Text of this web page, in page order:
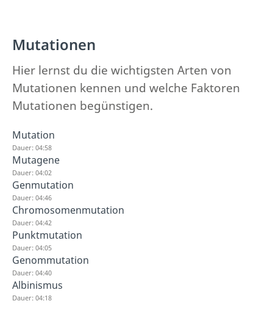
Mutationen
Hier lernst du die wichtigsten Arten von
Mutationen kennen und welche Faktoren
Mutationen begünstigen.
Mutation
Dauer: 04:58
Mutagene
Dauer: 04:02
Genmutation
Dauer: 04:46
Chromosomenmutation
Dauer: 04:42
Punktmutation
Dauer: 04:05
Genommutation
Dauer: 04:40
Albinismus
Dauer: 04:18